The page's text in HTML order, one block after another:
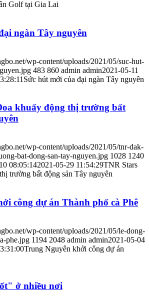
Golf tại Gia Lai
ngàn Tây nguyên
wp-content/uploads/2021/05/suc-hut-
483 860 admin admin2021-05-11
Sức hút mới của đại ngàn Tây nguyên
khuấy động thị trường bất
wp-content/uploads/2021/05/tnr-dak-
bat-dong-san-tay-nguyen.jpg 1028 1240
08:05:142021-05-29 11:54:29TNR Stars
trường bất động sản Tây nguyên
công dự án Thành phố cà Phê
wp-content/uploads/2021/05/le-dong-
phe.jpg 1194 2048 admin admin2021-05-04
Trung Nguyên khởi công dự án
ở nhiều nơi